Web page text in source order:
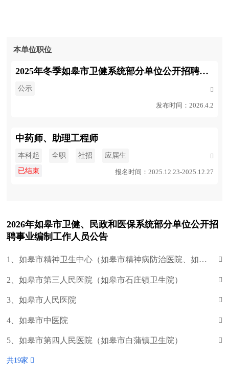
本单位职位
2025年冬季如皋市卫健系统部分单位公开招聘事业编制工作人员拟聘用人员公示
公示 
发布时间：2026.4.2
中药师、助理工程师
本科起 全职 社招 应届生 
已结束 报名时间：2025.12.23-2025.12.27
2026年如皋市卫健、民政和医保系统部分单位公开招
聘事业编制工作人员公告
1、如皋市精神卫生中心（如皋市精神病防治医院、如皋市第二人民医院、如皋市惠民医院） 
2、如皋市第三人民医院（如皋市石庄镇卫生院） 
3、如皋市人民医院 
4、如皋市中医院 
5、如皋市第四人民医院（如皋市白蒲镇卫生院） 
共19家 